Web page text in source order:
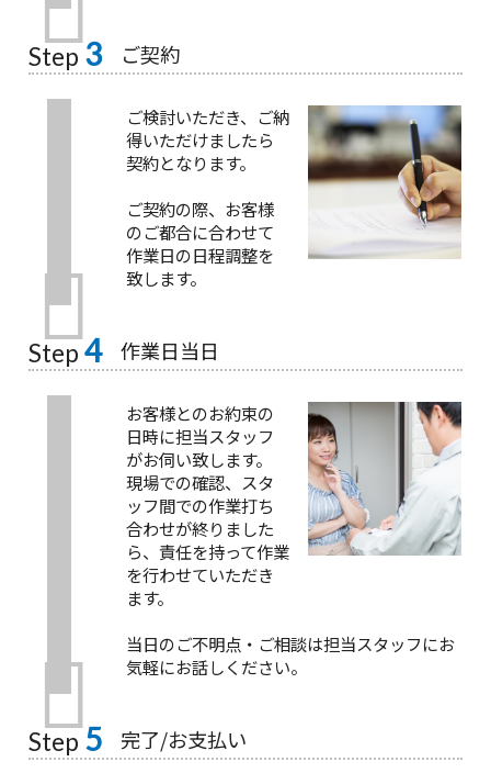
Step 3 ご契約
ご検討いただき、ご納
得いただけましたら
契約となります。
ご契約の際、お客様
のご都合に合わせて
作業日の日程調整を
致します。
Step 4 作業日当日
お客様とのお約束の
日時に担当スタッフ
がお伺い致します。
現場での確認、スタ
ッフ間での作業打ち
合わせが終りました
ら、責任を持って作業
を行わせていただき
ます。
当日のご不明点・ご相談は担当スタッフにお
気軽にお話しください。
Step 5 完了/お支払い